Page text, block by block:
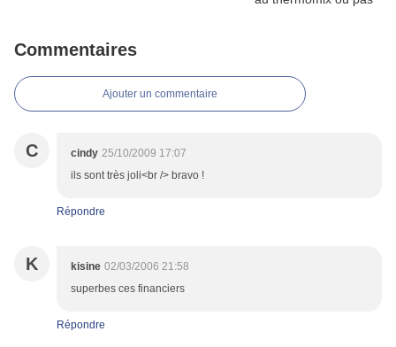
Commentaires
Ajouter un commentaire
C cindy 25/10/2009 17:07
ils sont très joli<br /> bravo !
Répondre
K kisine 02/03/2006 21:58
superbes ces financiers
Répondre